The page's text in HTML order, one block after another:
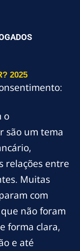
2025
o
são um tema
relações entre
Muitas
com
não foram
forma clara,
e até